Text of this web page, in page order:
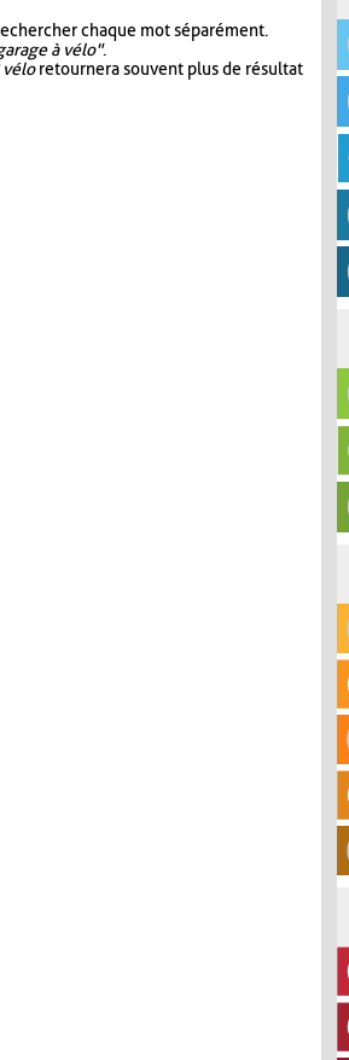
chaque mot séparément.
à vélo".
véloretournera souvent plus de résultat